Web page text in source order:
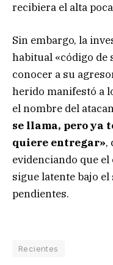
recibiera el alta
Sin embargo, la
habitual «código de
conocer a su
herido manifestó a
el nombre del
se llama, pero ya
quiere entregar»,
evidenciando que
sigue latente bajo
pendientes.
Recientes